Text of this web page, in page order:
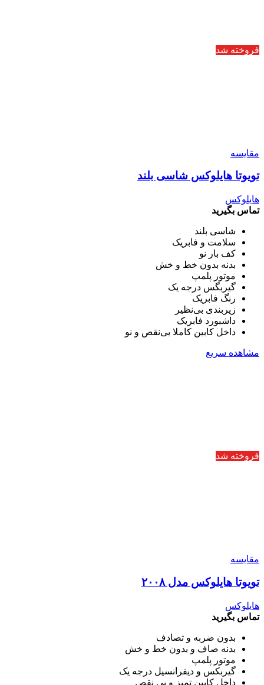
فروخته شد
مقایسه
تویوتا هایلوکس شاسی بلند
هایلوکس
تماس بگیرید
شاسی بلند
سلامت و فابریک
کف بار نو
بدنه بدون خط و خش
موتور پلمپ
گیربگس درجه یک
رنگ فابریک
زیربندی بی‌نظیر
داشبورد فابریک
داخل کابین کاملا بی‌نقص و نو
مشاهده سریع
فروخته شد
مقایسه
تویوتا هایلوکس مدل ۲۰۰۸
هایلوکس
تماس بگیرید
بدون ضربه و تصادف
بدنه صاف و بدون خط و خش
موتور پلمپ
گیربکس و دیفرانسیل درجه یک
داخل کابین تمیز و بی نقص